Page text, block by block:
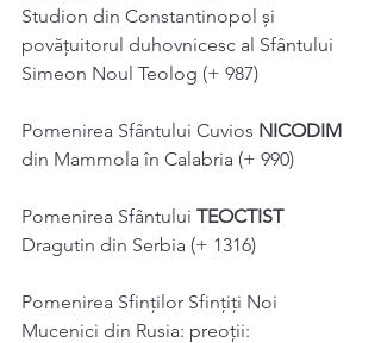
Studion din Constantinopol și
povățuitorul duhovnicesc al Sfântului
Simeon Noul Teolog (+ 987)
Pomenirea Sfântului Cuvios NICODIM
din Mammola în Calabria (+ 990)
Pomenirea Sfântului TEOCTIST
Dragutin din Serbia (+ 1316)
Pomenirea Sfinților Sfințiți Noi
Mucenici din Rusia: preoții: